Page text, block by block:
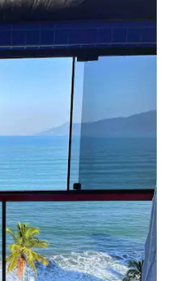
appréciés